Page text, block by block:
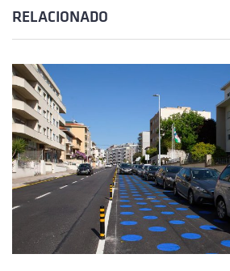
RELACIONADO